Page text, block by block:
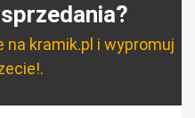
na kramik.pl i wypromuj